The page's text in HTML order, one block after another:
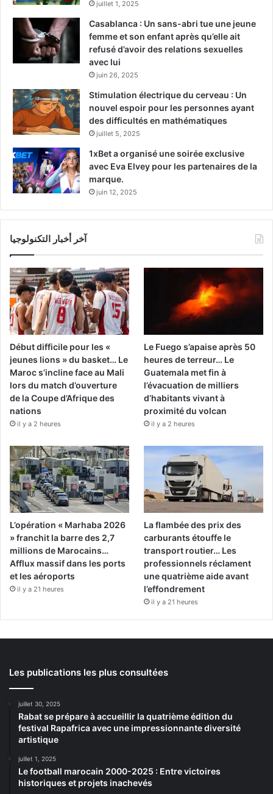
juillet 1, 2025
Casablanca : Un sans-abri tue une jeune
femme et son enfant après qu’elle ait
refusé d’avoir des relations sexuelles
avec lui
juin 26, 2025
Stimulation électrique du cerveau : Un
nouvel espoir pour les personnes ayant
des difficultés en mathématiques
juillet 5, 2025
1xBet a organisé une soirée exclusive
avec Eva Elvey pour les partenaires de la
marque.
juin 12, 2025
آخر أخبار التكنولوجيا
Début difficile pour les «
jeunes lions » du basket… Le
Maroc s’incline face au Mali
lors du match d’ouverture
de la Coupe d’Afrique des
nations
il y a 2 heures
Le Fuego s’apaise après 50
heures de terreur… Le
Guatemala met fin à
l’évacuation de milliers
d’habitants vivant à
proximité du volcan
il y a 2 heures
L’opération « Marhaba 2026
» franchit la barre des 2,7
millions de Marocains…
Afflux massif dans les ports
et les aéroports
il y a 21 heures
La flambée des prix des
carburants étouffe le
transport routier… Les
professionnels réclament
une quatrième aide avant
l’effondrement
il y a 21 heures
Les publications les plus consultées
juillet 30, 2025
Rabat se prépare à accueillir la quatrième édition du
festival Rapafrica avec une impressionnante diversité
artistique
juillet 1, 2025
Le football marocain 2000-2025 : Entre victoires
historiques et projets inachevés